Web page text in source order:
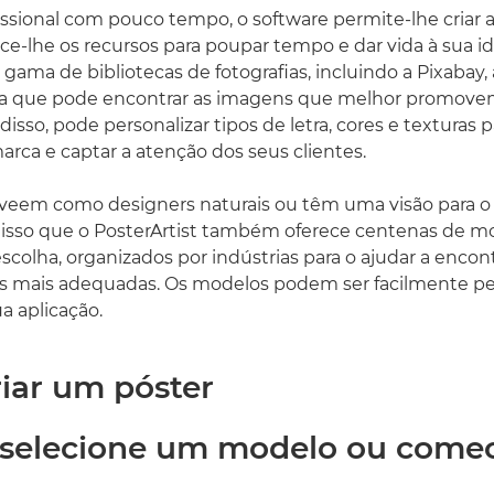
com pouco tempo, o software permite-lhe criar
lhe os recursos para poupar tempo e dar vida à sua
de bibliotecas de fotografias, incluindo a Pixabay,
que pode encontrar as imagens que melhor
pode personalizar tipos de letra, cores e texturas
e captar a atenção dos seus clientes.
como designers naturais ou têm uma visão para
isso que o PosterArtist também oferece centenas de
organizados por indústrias para o ajudar a
mais adequadas. Os modelos podem ser facilmente
aplicação.
um póster
selecione um modelo ou